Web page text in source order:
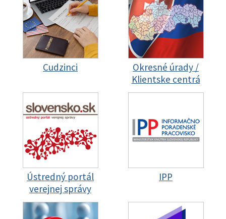
Cudzinci
Okresné úrady /
Klientske centrá
Ústredný portál
verejnej správy
IPP